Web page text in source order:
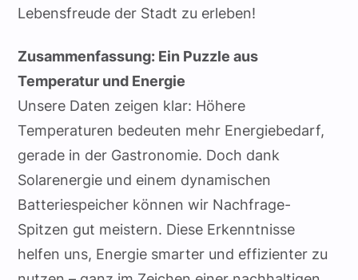
Lebensfreude der Stadt zu erleben!
Zusammenfassung: Ein Puzzle aus
Temperatur und Energie
Unsere Daten zeigen klar: Höhere
Temperaturen bedeuten mehr Energiebedarf,
gerade in der Gastronomie. Doch dank
Solarenergie und einem dynamischen
Batteriespeicher können wir Nachfrage-
Spitzen gut meistern. Diese Erkenntnisse
helfen uns, Energie smarter und effizienter zu